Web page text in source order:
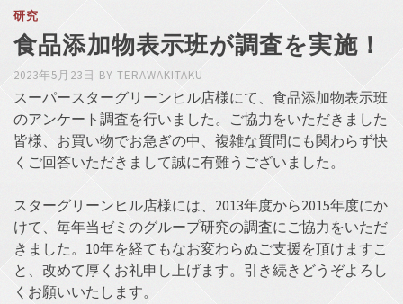
研究
食品添加物表示班が調査を実施！
2023年5月23日 BY TERAWAKITAKU
スーパースターグリーンヒル店様にて、食品添加物表示班
のアンケート調査を行いました。ご協力をいただきました
皆様、お買い物でお急ぎの中、複雑な質問にも関わらず快
くご回答いただきまして誠に有難うございました。
スターグリーンヒル店様には、2013年度から2015年度にか
けて、毎年当ゼミのグループ研究の調査にご協力をいただ
きました。10年を経てもなお変わらぬご支援を頂けますこ
と、改めて厚くお礼申し上げます。引き続きどうぞよろし
くお願いいたします。